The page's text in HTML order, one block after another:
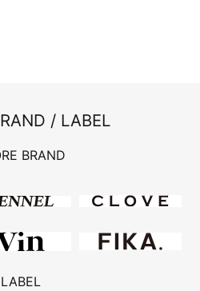
/ LABEL
BRAND
LABEL